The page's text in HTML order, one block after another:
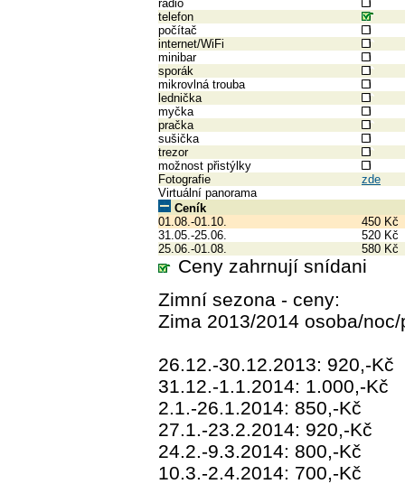
rádio
telefon
počítač
internet/WiFi
minibar
sporák
mikrovlná trouba
lednička
myčka
pračka
sušička
trezor
možnost přistýlky
Fotografie
zde
Virtuální panorama
Ceník
01.08.-01.10.
450 Kč
31.05.-25.06.
520 Kč
25.06.-01.08.
580 Kč
Ceny zahrnují snídani
Zimní sezona - ceny:
Zima 2013/2014 osoba/
26.12.-30.12.2013: 920,-Kč
31.12.-1.1.2014: 1.000,-Kč
2.1.-26.1.2014: 850,-Kč
27.1.-23.2.2014: 920,-Kč
24.2.-9.3.2014: 800,-Kč
10.3.-2.4.2014: 700,-Kč